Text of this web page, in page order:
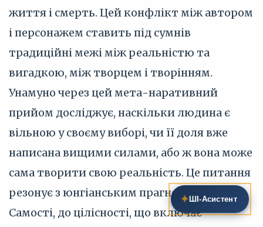
життя і смерть. Цей конфлікт між автором
і персонажем ставить під сумнів
традиційні межі між реальністю та
вигадкою, між творцем і творінням.
Унамуно через цей мета-наративний
прийом досліджує, наскільки людина є
вільною у своєму виборі, чи її доля вже
написана вищими силами, або ж вона може
сама творити свою реальність. Це питання
резонує з юнгіанським прагненням до
Самості, до цілісності, що включає
✦ ШІ‑Асистент